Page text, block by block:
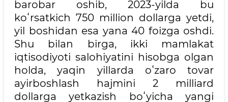
barobar oshib, 2023-yilda bu
koʻrsatkich 750 million dollarga yetdi,
yil boshidan esa yana 40 foizga oshdi.
Shu bilan birga, ikki mamlakat
iqtisodiyoti salohiyatini hisobga olgan
holda, yaqin yillarda oʻzaro tovar
ayirboshlash hajmini 2 milliard
dollarga yetkazish boʻyicha yangi